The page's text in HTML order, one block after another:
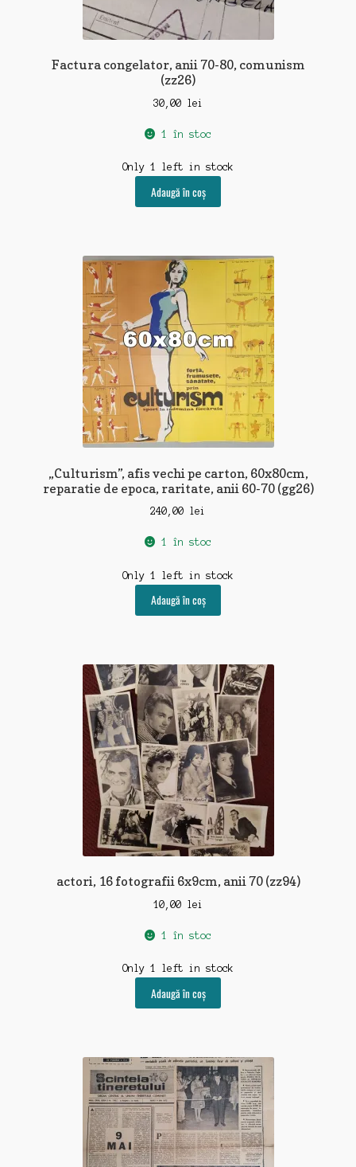
Factura congelator, anii 70-80, comunism
(zz26)
30,00 lei
1 în stoc
Only 1 left in stock
Adaugă în coș
„Culturism”, afis vechi pe carton, 60x80cm,
reparatie de epoca, raritate, anii 60-70 (gg26)
240,00 lei
1 în stoc
Only 1 left in stock
Adaugă în coș
actori, 16 fotografii 6x9cm, anii 70 (zz94)
10,00 lei
1 în stoc
Only 1 left in stock
Adaugă în coș